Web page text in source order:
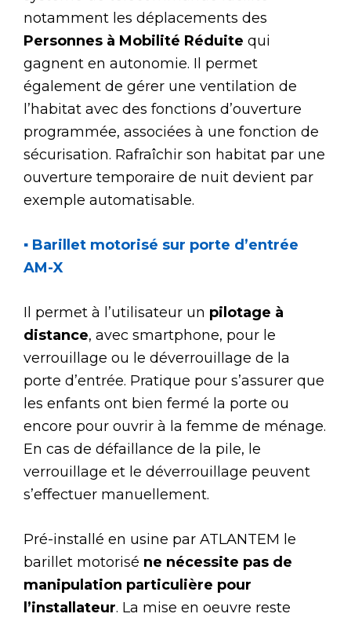
notamment les déplacements des
Personnes à Mobilité Réduite qui
gagnent en autonomie. Il permet
également de gérer une ventilation de
l’habitat avec des fonctions d’ouverture
programmée, associées à une fonction de
sécurisation. Rafraîchir son habitat par une
ouverture temporaire de nuit devient par
exemple automatisable.
▪ Barillet motorisé sur porte d’entrée
AM-X
Il permet à l’utilisateur un pilotage à
distance, avec smartphone, pour le
verrouillage ou le déverrouillage de la
porte d’entrée. Pratique pour s’assurer que
les enfants ont bien fermé la porte ou
encore pour ouvrir à la femme de ménage.
En cas de défaillance de la pile, le
verrouillage et le déverrouillage peuvent
s’effectuer manuellement.
Pré-installé en usine par ATLANTEM le
barillet motorisé ne nécessite pas de
manipulation particulière pour
l’installateur. La mise en oeuvre reste